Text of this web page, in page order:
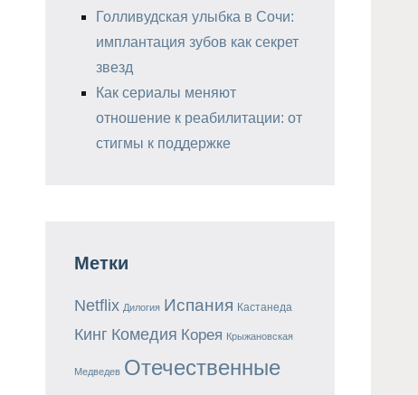
Голливудская улыбка в Сочи:
имплантация зубов как секрет
звезд
Как сериалы меняют
отношение к реабилитации: от
стигмы к поддержке
Метки
Netflix Дилогия Испания Кастанеда
Кинг Комедия Корея Крыжановская
Медведев Отечественные